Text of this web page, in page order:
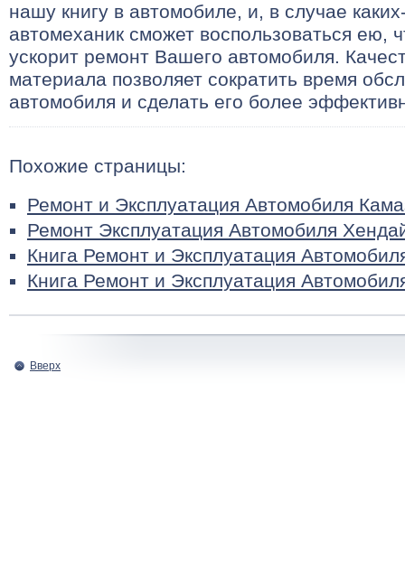
нашу книгу в автомобиле, и, в случае
автомеханик сможет воспользоваться ею,
ускорит ремонт Вашего автомобиля.
материала позволяет сократить время
автомобиля и сделать его более
Похожие страницы:
Ремонт и Эксплуатация Автомобиля
Ремонт Эксплуатация Автомобиля
Книга Ремонт и Эксплуатация
Книга Ремонт и Эксплуатация
Вверх